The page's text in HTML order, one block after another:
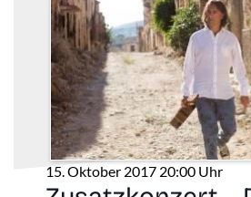
15. Oktober 2017 20:00 Uhr